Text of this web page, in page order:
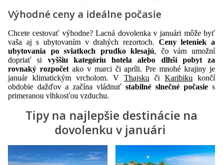
Výhodné ceny a ideálne počasie
Chcete cestovať výhodne? Lacná dovolenka v januári môže byť
vaša aj s ubytovaním v drahých rezortoch. Ceny leteniek a
ubytovania po sviatkoch prudko klesajú, čo vám umožní
dopriať si vyššiu kategóriu hotela alebo dlhší pobyt za
rovnaký rozpočetako v marci či apríli. Pre mnohé krajiny je
január klimatickým vrcholom. V Thajsku či Karibiku končí
obdobie dažďov a začína vládnuť stabilné slnečné počasie s
primeranou vlhkosťou vzduchu.
Tipy na najlepšie destinácie na
dovolenku v januári